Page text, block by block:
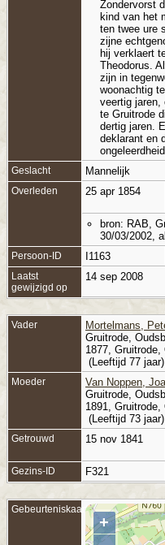
Zondervorst
kind van het
ten twee ure
zijne
hij verklaert
Theodorus.
zijn in
woonachtig
veertig jaren,
te Gruitrode
dertig jaren.
deklarant en
Geslacht Mannelijk
Overleden 25 apr 1854
bron: RAB,
30/03/2002,
Persoon-ID I1163
Laatst
gewijzigd op
14 sep 2008
Vader Mortelmans,
Gruitrode,
1877,
(Leeftijd 77 jaar)
Moeder Van Noppen,
Gruitrode,
1891,
(Leeftijd 73 jaar)
Getrouwd 15 nov 1841
Gezins-ID F321
Gebeurteniskaart
+